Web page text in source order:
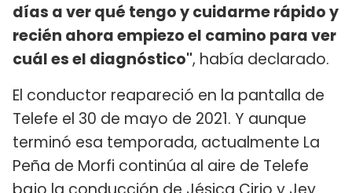
días a ver qué tengo y cuidarme rápido y
recién ahora empiezo el camino para ver
cuál es el diagnóstico", había declarado.
El conductor reapareció en la pantalla de
Telefe el 30 de mayo de 2021. Y aunque
terminó esa temporada, actualmente La
Peña de Morfi continúa al aire de Telefe